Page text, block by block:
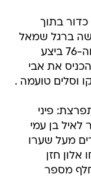
כדור בתוך
ברגל שמאל
שלא איימה על השער. בדקה ה-74 וה-76 ביצע
את אבי
וסלים טועמה .
פיני
לאיל בן עמי
מעל שערו
את כוחו אלון חזן
חלף מספר